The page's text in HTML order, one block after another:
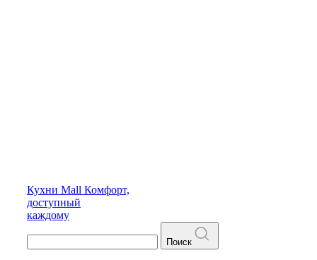
Кухни Mall Комфорт,
доступный
каждому
Поиск